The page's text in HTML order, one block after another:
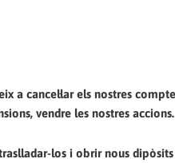
a cancel·lar els nostres
vendre les nostres accions.
los i obrir nous